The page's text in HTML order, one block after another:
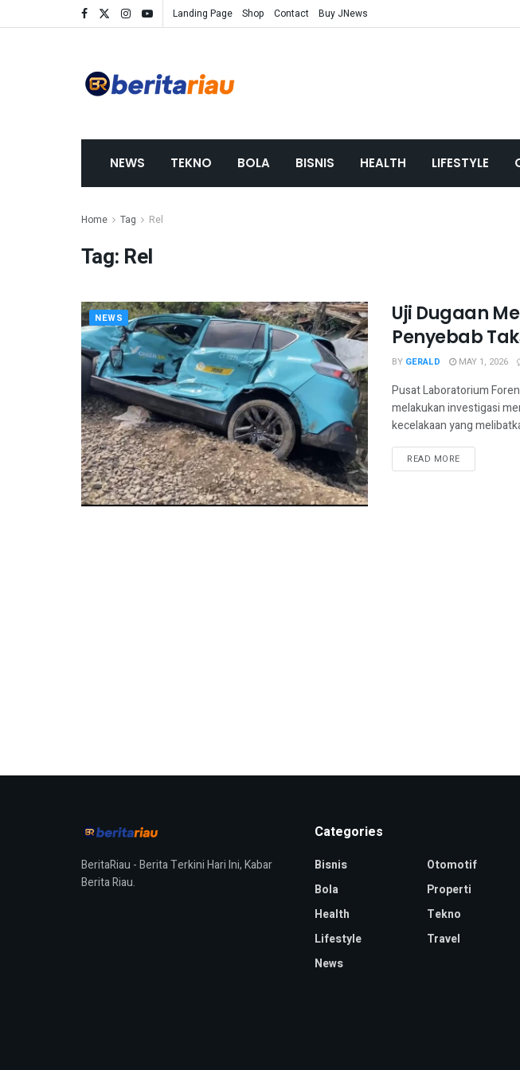
Landing Page Shop Contact Buy JNews
NEWS TEKNO BOLA BISNIS HEALTH LIFESTYLE
Home Tag Rel
Tag: Rel
NEWS
Uji Dugaan
Penyebab
BY GERALD MAY 1, 2026
Pusat Laboratorium
melakukan investigasi
kecelakaan yang
READ MORE
BeritaRiau - Berita Terkini Hari Ini, Kabar
Berita Riau.
Categories
Bisnis
Bola
Health
Lifestyle
News
Otomotif
Properti
Tekno
Travel